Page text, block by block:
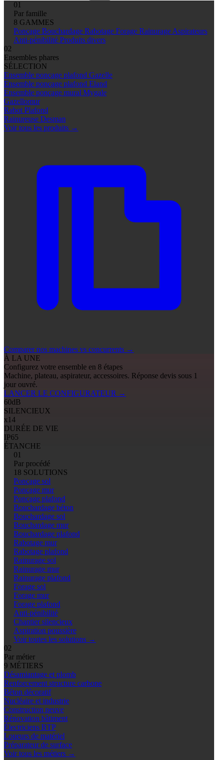
01
Par famille
8 GAMMES
Ponçage Bouchardage Rabotage Forage Rainurage Aspirateurs
Anti-pénibilité Produits divers
02
Ensembles phares
SÉLECTION
Ensemble ponçage plafond Gazelle
Ensemble ponçage plafond Eland
Ensemble ponçage mural Mygale
Gazellomur
Rabot Plafond
Rainureuse Desman
Voir tous les produits →
Comparer nos machines vs concurrents →
À LA UNE
Configurez votre ensemble en 8 étapes
Machine, plateau, aspirateur, accessoires. Réponse devis sous 1
jour ouvré.
LANCER LE CONFIGURATEUR →
60dB
SILENCIEUX
x14
DURÉE DE VIE
IP65
ÉTANCHE
01
Par procédé
18 SOLUTIONS
Ponçage sol
Ponçage mur
Ponçage plafond
Bouchardage béton
Bouchardage sol
Bouchardage mur
Bouchardage plafond
Rabotage mur
Rabotage plafond
Rainurage sol
Rainurage mur
Rainurage plafond
Forage sol
Forage mur
Forage plafond
Anti-pénibilité
Chantier silencieux
Aspiration poussière
Voir toutes les solutions →
02
Par métier
9 MÉTIERS
Désamiantage et plomb
Renforcement structure carbone
Béton décoratif
Nucléaire et industrie
Construction neuve
Rénovation bâtiment
Électriciens BTP
Loueurs de matériel
Préparateur de surface
Voir tous les métiers →